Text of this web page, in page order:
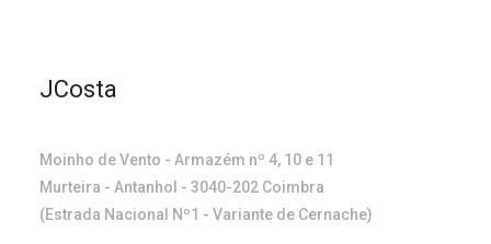
JCosta
Moinho de Vento - Armazém nº 4, 10 e 11
Murteira - Antanhol - 3040-202 Coimbra
(Estrada Nacional Nº1 - Variante de Cernache)